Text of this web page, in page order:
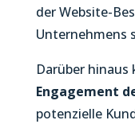
der Website-
Unternehmens
Darüber
Engagement
potenzielle